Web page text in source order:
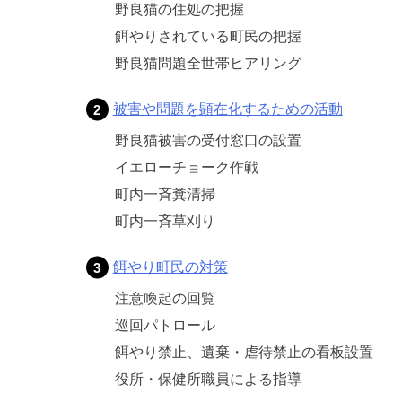
野良猫の住処の把握
餌やりされている町民の把握
野良猫問題全世帯ヒアリング
被害や問題を顕在化するための活動
野良猫被害の受付窓口の設置
イエローチョーク作戦
町内一斉糞清掃
町内一斉草刈り
餌やり町民の対策
注意喚起の回覧
巡回パトロール
餌やり禁止、遺棄・虐待禁止の看板設置
役所・保健所職員による指導